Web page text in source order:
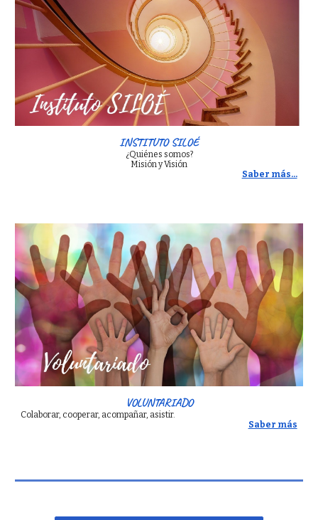
INSTITUTO SILOÉ
¿Quiénes somos?
Misión y Visión
Saber más...
VOLUNTARIADO
Colaborar, cooperar, acompañar, asistir.
Saber más